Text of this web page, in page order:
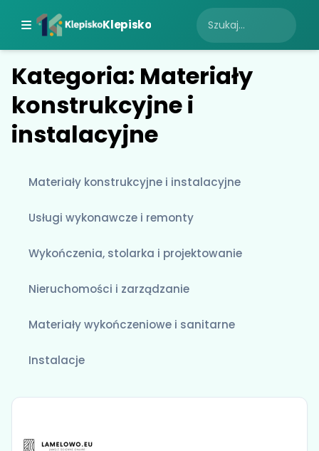
Klepisko
Kategoria: Materiały
konstrukcyjne i
instalacyjne
Materiały konstrukcyjne i instalacyjne
Usługi wykonawcze i remonty
Wykończenia, stolarka i projektowanie
Nieruchomości i zarządzanie
Materiały wykończeniowe i sanitarne
Instalacje